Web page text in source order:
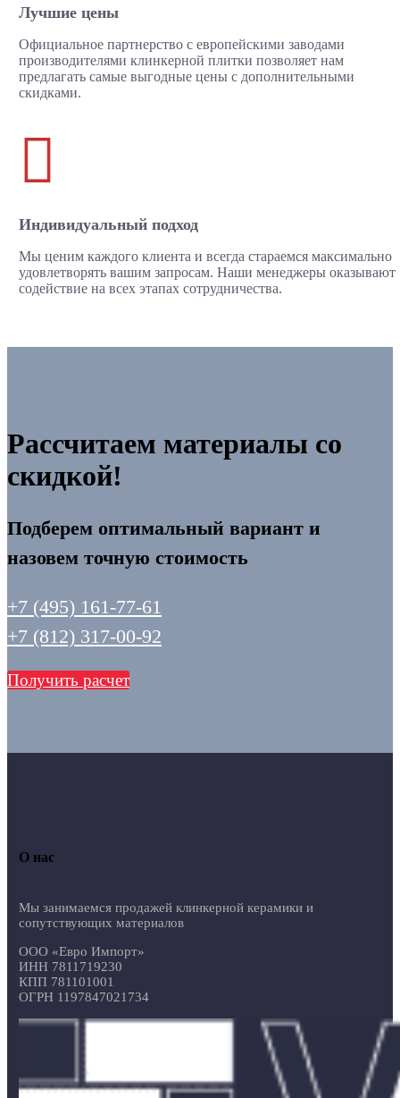
Лучшие цены
Официальное партнерство с европейскими заводами
производителями клинкерной плитки позволяет нам
предлагать самые выгодные цены с дополнительными
скидками.

Индивидуальный подход
Мы ценим каждого клиента и всегда стараемся максимально
удовлетворять вашим запросам. Наши менеджеры оказывают
содействие на всех этапах сотрудничества.
Рассчитаем материалы со
скидкой!
Подберем оптимальный вариант и
назовем точную стоимость
+7 (495) 161-77-61
+7 (812) 317-00-92
Получить расчет
О нас
Мы занимаемся продажей клинкерной керамики и
сопутствующих материалов
ООО «Евро Импорт»
ИНН 7811719230
КПП 781101001
ОГРН 1197847021734